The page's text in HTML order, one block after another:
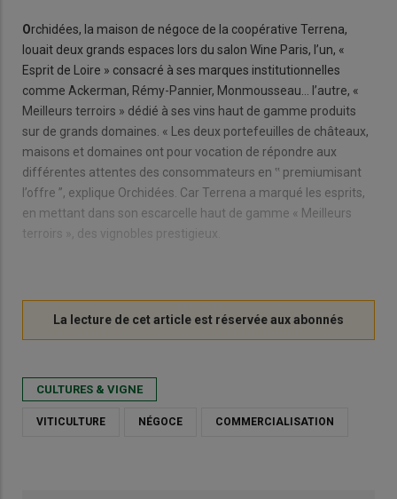
Orchidées, la maison de négoce de la coopérative Terrena,
louait deux grands espaces lors du salon Wine Paris, l’un, «
Esprit de Loire » consacré à ses marques institutionnelles
comme Ackerman, Rémy-Pannier, Monmousseau… l’autre, «
Meilleurs terroirs » dédié à ses vins haut de gamme produits
sur de grands domaines. « Les deux portefeuilles de châteaux,
maisons et domaines ont pour vocation de répondre aux
différentes attentes des consommateurs en ‟ premiumisant
l’offre ”, explique Orchidées. Car Terrena a marqué les esprits,
en mettant dans son escarcelle haut de gamme « Meilleurs
terroirs », des vignobles prestigieux.
CULTURES & VIGNE
VITICULTURE NÉGOCE COMMERCIALISATION